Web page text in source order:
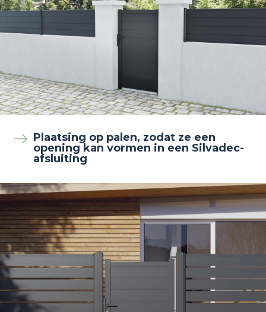
Plaatsing op palen, zodat ze een
opening kan vormen in een Silvadec-
afsluiting
Image